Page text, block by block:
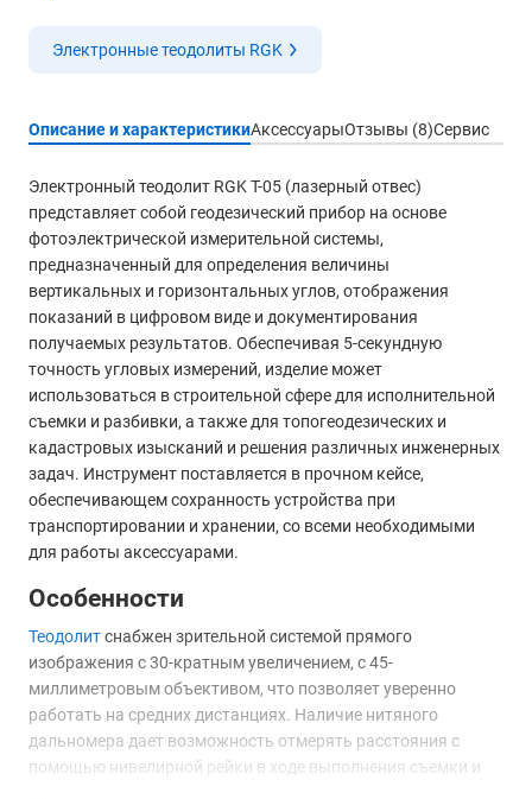
Электронные теодолиты RGK
Описание и характеристикиАксессуарыОтзывы (8)Сервис
Электронный теодолит RGK T-05 (лазерный отвес)
представляет собой геодезический прибор на основе
фотоэлектрической измерительной системы,
предназначенный для определения величины
вертикальных и горизонтальных углов, отображения
показаний в цифровом виде и документирования
получаемых результатов. Обеспечивая 5-секундную
точность угловых измерений, изделие может
использоваться в строительной сфере для исполнительной
съемки и разбивки, а также для топогеодезических и
кадастровых изысканий и решения различных инженерных
задач. Инструмент поставляется в прочном кейсе,
обеспечивающем сохранность устройства при
транспортировании и хранении, со всеми необходимыми
для работы аксессуарами.
Особенности
Теодолитснабжен зрительной системой прямого
изображения с 30-кратным увеличением, с 45-
миллиметровым объективом, что позволяет уверенно
работать на средних дистанциях. Наличие нитяного
дальномера дает возможность отмерять расстояния с
помощью нивелирной рейки в ходе выполнения съемки и